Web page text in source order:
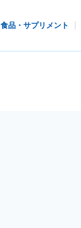
食品・サプリメント